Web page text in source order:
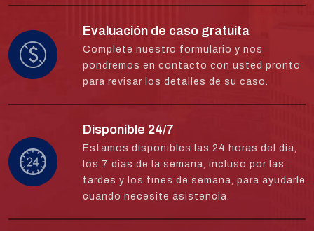
Evaluación de caso gratuita
Complete nuestro formulario y nos
pondremos en contacto con usted pronto
para revisar los detalles de su caso.
Disponible 24/7
Estamos disponibles las 24 horas del día,
los 7 días de la semana, incluso por las
tardes y los fines de semana, para ayudarle
cuando necesite asistencia.